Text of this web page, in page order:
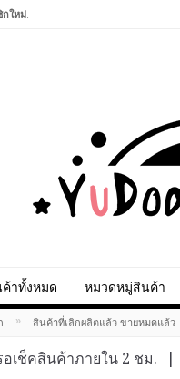
ใหม่
าทั้งหมด หมวดหมู่สินค้า
» สินค้าที่เลิกผลิตแล้ว ขายหมดแล้ว
อเช็คสินค้าภายใน 2 ชม.